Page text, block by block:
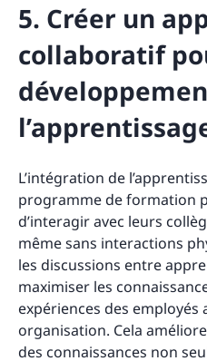
5. Créer un
collaboratif
L’intégration de
programme de formation
d’interagir avec leurs
même sans interactions
les discussions entre
maximiser les
expériences des employés
organisation. Cela
des connaissances non